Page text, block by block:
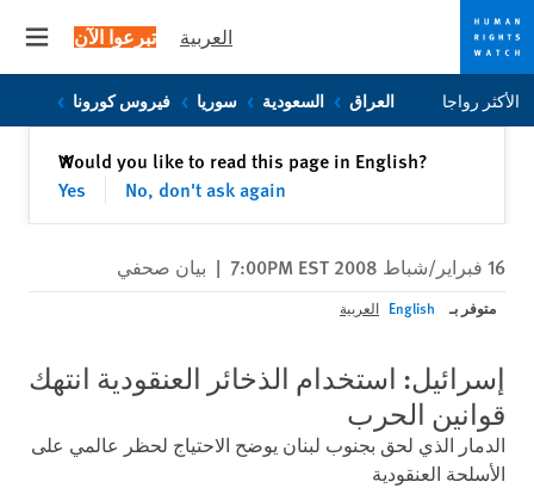
Skip
to
Skip
to
العربية تبرعوا الآن
الأكثر رواجا العراق السعودية سوريا فيروس كورونا
Would you like to read this page in English?
Yes
No, don't ask again
✕إغلاق
16 فبراير/شباط 2008 7:00PM EST | بيان صحفي
متوفر بـ English العربية
إسرائيل: استخدام الذخائر العنقودية انتهك
قوانين الحرب
الدمار الذي لحق بجنوب لبنان يوضح الاحتياج لحظر عالمي على
الأسلحة العنقودية